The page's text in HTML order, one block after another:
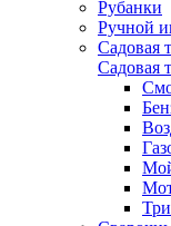
Рубанки
Ручной
Садовая
Садовая